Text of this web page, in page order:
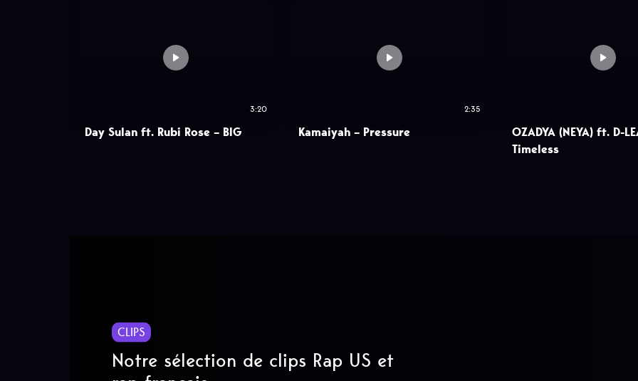
3:20
Day Sulan ft. Rubi Rose – BIG
2:35
Kamaiyah – Pressure
OZADYA (NEYA) ft. D-
Timeless
CLIPS
Notre sélection de clips Rap US et